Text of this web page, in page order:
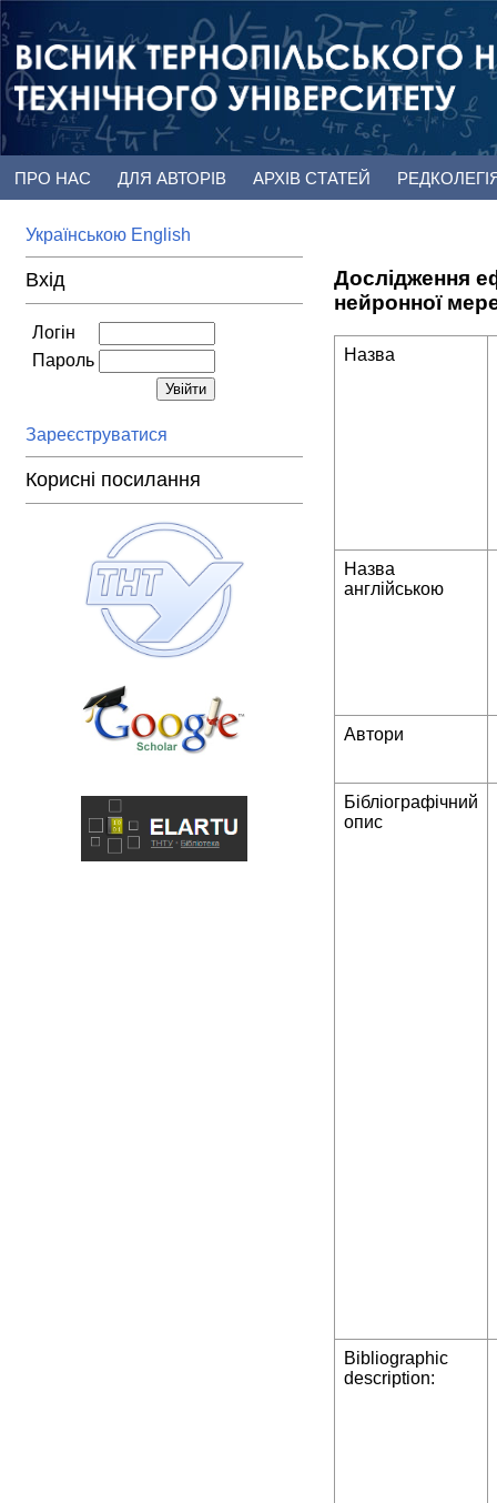
ПРО НАС ДЛЯ АВТОРІВ АРХІВ СТАТЕЙ
Українською English
Вхід
Логін
Пароль
Зареєструватися
Корисні посилання
Дослідження
нейронної
Назва
Назва
англійською
Автори
Бібліографічний
опис
Bibliographic
description: